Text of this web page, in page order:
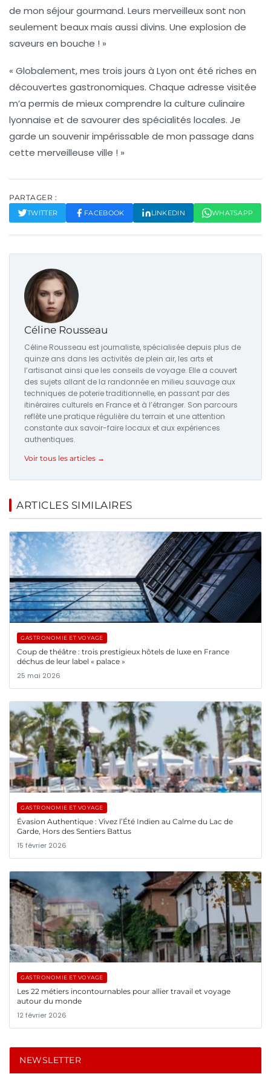
de mon séjour gourmand. Leurs merveilleux sont non
seulement beaux mais aussi divins. Une explosion de
saveurs en bouche ! »
« Globalement, mes trois jours à Lyon ont été riches en
découvertes gastronomiques. Chaque adresse visitée
m’a permis de mieux comprendre la culture culinaire
lyonnaise et de savourer des spécialités locales. Je
garde un souvenir impérissable de mon passage dans
cette merveilleuse ville ! »
PARTAGER :
TWITTER FACEBOOK LINKEDIN WHATSAPP
Céline Rousseau
Céline Rousseau est journaliste, spécialisée depuis plus de
quinze ans dans les activités de plein air, les arts et
l’artisanat ainsi que les conseils de voyage. Elle a couvert
des sujets allant de la randonnée en milieu sauvage aux
techniques de poterie traditionnelle, en passant par des
itinéraires culturels en France et à l’étranger. Son parcours
reflète une pratique régulière du terrain et une attention
constante aux savoir-faire locaux et aux expériences
authentiques.
Voir tous les articles →
ARTICLES SIMILAIRES
GASTRONOMIE ET VOYAGE
Coup de théâtre : trois prestigieux hôtels de luxe en France
déchus de leur label « palace »
25 mai 2026
GASTRONOMIE ET VOYAGE
Évasion Authentique : Vivez l’Été Indien au Calme du Lac de
Garde, Hors des Sentiers Battus
15 février 2026
GASTRONOMIE ET VOYAGE
Les 22 métiers incontournables pour allier travail et voyage
autour du monde
12 février 2026
NEWSLETTER